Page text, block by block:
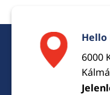
Hello
6000